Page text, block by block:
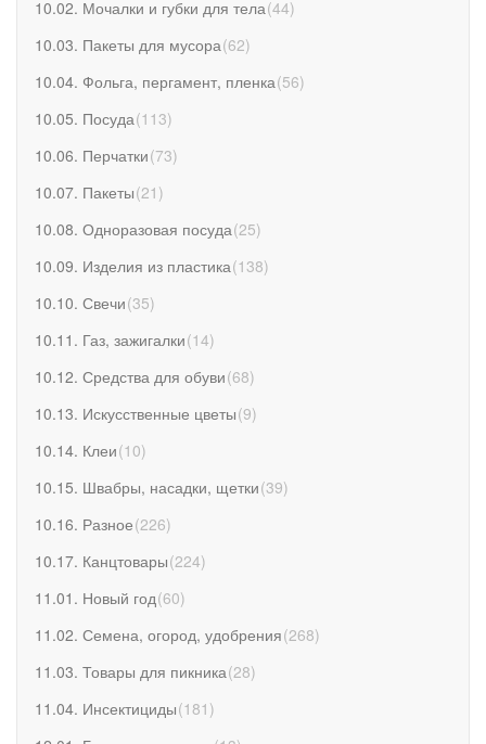
10.02. Мочалки и губки для тела(44)
10.03. Пакеты для мусора(62)
10.04. Фольга, пергамент, пленка(56)
10.05. Посуда(113)
10.06. Перчатки(73)
10.07. Пакеты(21 )
10.08. Одноразовая посуда(25)
10.09. Изделия из пластика(138)
10.10. Свечи(35)
10.11. Газ, зажигалки(14)
10.12. Средства для обуви(68)
10.13. Искусственные цветы(9)
10.14. Клеи(10)
10.15. Швабры, насадки, щетки(39)
10.16. Разное(226)
10.17. Канцтовары(224)
11.01. Новый год(60)
11.02. Семена, огород, удобрения(268)
11.03. Товары для пикника(28)
11.04. Инсектициды(181 )